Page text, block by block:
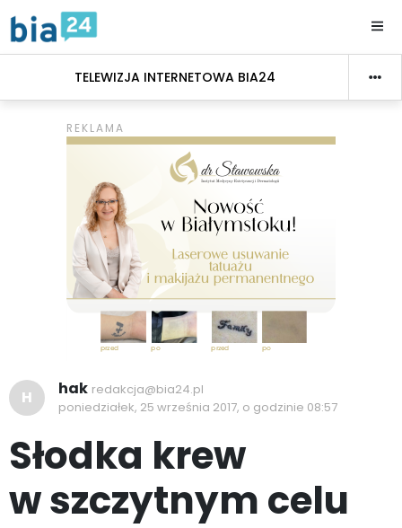
TELEWIZJA INTERNETOWA BIA24
H hak redakcja@bia24.pl
poniedziałek, 25 września 2017, o godzinie 08:57
Słodka krew
w szczytnym celu